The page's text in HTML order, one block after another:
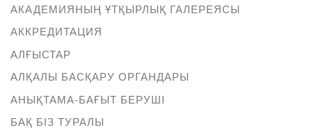
АКАДЕМИЯНЫҢ ҰТҚЫРЛЫҚ ГАЛЕРЕЯСЫ
АККРЕДИТАЦИЯ
АЛҒЫСТАР
АЛҚАЛЫ БАСҚАРУ ОРГАНДАРЫ
АНЫҚТАМА-БАҒЫТ БЕРУШІ
БАҚ БІЗ ТУРАЛЫ